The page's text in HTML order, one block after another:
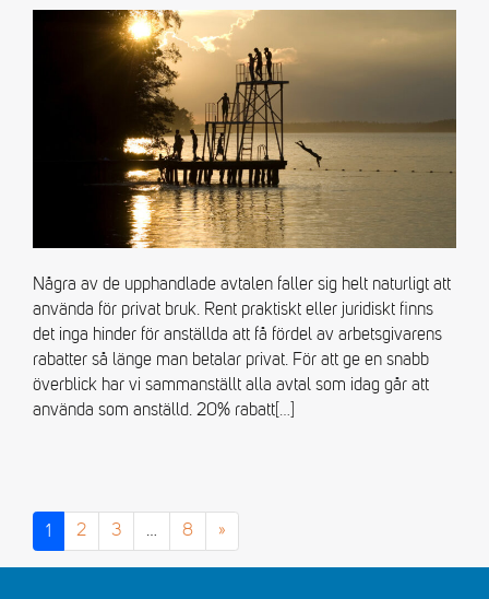
Några av de upphandlade avtalen faller sig helt naturligt att
använda för privat bruk. Rent praktiskt eller juridiskt finns
det inga hinder för anställda att få fördel av arbetsgivarens
rabatter så länge man betalar privat. För att ge en snabb
överblick har vi sammanställt alla avtal som idag går att
använda som anställd. 20% rabatt […]
1 2 3 … 8 »